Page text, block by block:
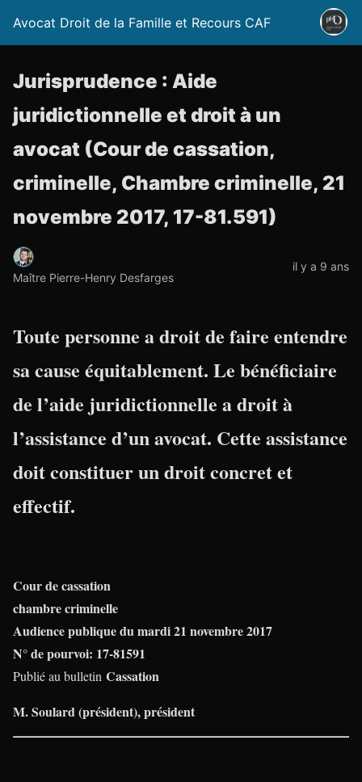
Avocat Droit de la Famille et Recours CAF
Jurisprudence : Aide
juridictionnelle et droit à un
avocat (Cour de cassation,
criminelle, Chambre criminelle, 21
novembre 2017, 17-81.591)
Maître Pierre-Henry Desfarges
il y a 9 ans
Toute personne a droit de faire entendre
sa cause équitablement. Le bénéficiaire
de l’aide juridictionnelle a droit à
l’assistance d’un avocat. Cette assistance
doit constituer un droit concret et
effectif.
Cour de cassation
chambre criminelle
Audience publique du mardi 21 novembre 2017
N° de pourvoi: 17-81591
Publié au bulletin Cassation
M. Soulard (président), président